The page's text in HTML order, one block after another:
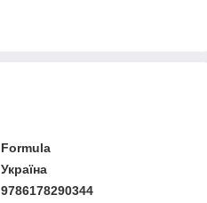
Formula
Україна
9786178290344